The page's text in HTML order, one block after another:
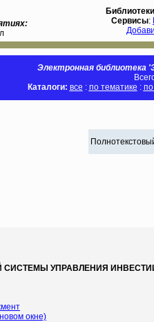
Библиотеки
Сервисы:
Электронная библиотека
Каталоги: все : по тематике :
УПРАВЛЕНИЯ
окне)